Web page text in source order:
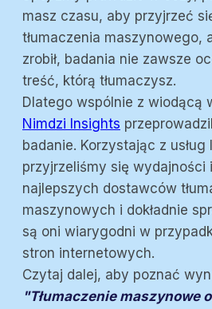
masz czasu, aby przyjrzeć
tłumaczenia maszynowego,
zrobił, badania nie zawsze
treść, którą tłumaczysz.
Dlatego wspólnie z wiodącą
Nimdzi Insights
badanie. Korzystając z
przyjrzeliśmy się wydajności
najlepszych dostawców
maszynowych i dokładnie
są oni wiarygodni w
stron internetowych.
Czytaj dalej, aby poznać
"Tłumaczenie maszynowe